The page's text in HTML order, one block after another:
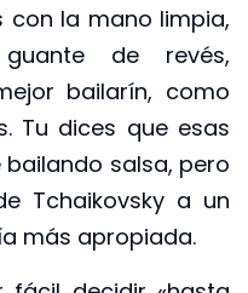
la mano limpia,
de revés,
bailarín, como
Tu dices que esas
salsa, pero
Tchaikovsky a un
más apropiada.